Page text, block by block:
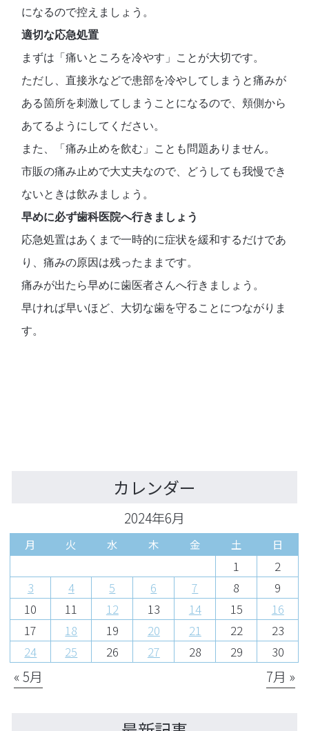
になるので控えましょう。
適切な応急処置
まずは「痛いところを冷やす」ことが大切です。
ただし、直接氷などで患部を冷やしてしまうと痛みが
ある箇所を刺激してしまうことになるので、頬側から
あてるようにしてください。
また、「痛み止めを飲む」ことも問題ありません。
市販の痛み止めで大丈夫なので、どうしても我慢でき
ないときは飲みましょう。
早めに必ず歯科医院へ行きましょう
応急処置はあくまで一時的に症状を緩和するだけであ
り、痛みの原因は残ったままです。
痛みが出たら早めに歯医者さんへ行きましょう。
早ければ早いほど、大切な歯を守ることにつながりま
す。
カレンダー
2024年6月
月 火 水 木 金 土 日
1
2
3
4 5 6 7 8
9
10
11 12 13 14 15
16
17
18 19 20 21 22
23
24
25 26 27 28 29 30
« 5月 7月 »